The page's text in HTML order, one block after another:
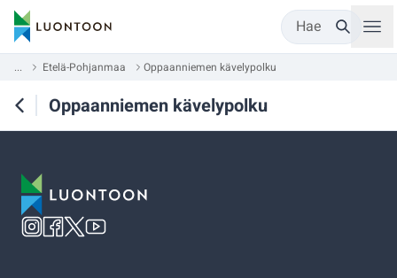
Hae
... Etelä-Pohjanmaa Oppaanniemen kävelypolku
Oppaanniemen kävelypolku